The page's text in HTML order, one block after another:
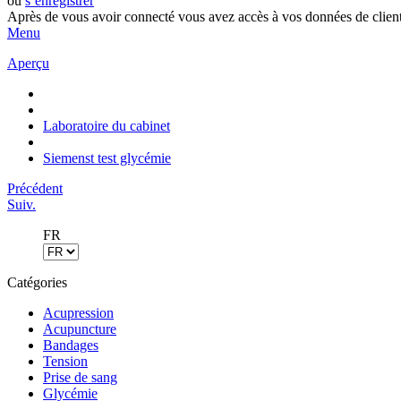
Après de vous avoir connecté vous avez accès à vos données de
Menu
Aperçu
Laboratoire du cabinet
Siemenst test glycémie
Précédent
Suiv.
FR
Catégories
Acupression
Acupuncture
Bandages
Tension
Prise de sang
Glycémie